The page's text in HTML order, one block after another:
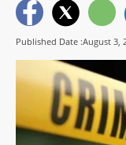
Published Date :August 3,